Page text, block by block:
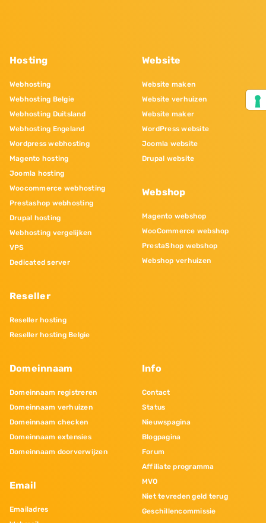
Hosting
Webhosting
Webhosting Belgie
Webhosting Duitsland
Webhosting Engeland
Wordpress webhosting
Magento hosting
Joomla hosting
Woocommerce webhosting
Prestashop webhosting
Drupal hosting
Webhosting vergelijken
VPS
Dedicated server
Reseller
Reseller hosting
Reseller hosting Belgie
Website
Website maken
Website verhuizen
Website maker
WordPress website
Joomla website
Drupal website
Webshop
Magento webshop
WooCommerce webshop
PrestaShop webshop
Webshop verhuizen
Domeinnaam
Domeinnaam registreren
Domeinnaam verhuizen
Domeinnaam checken
Domeinnaam extensies
Domeinnaam doorverwijzen
Email
Emailadres
Info
Contact
Status
Nieuwspagina
Blogpagina
Forum
Affiliate programma
MVO
Niet tevreden geld terug
Geschillencommissie